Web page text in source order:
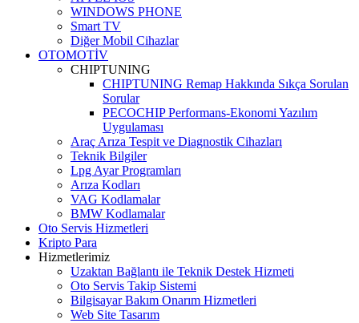
WINDOWS PHONE
Smart TV
Diğer Mobil Cihazlar
OTOMOTİV
CHIPTUNING
CHIPTUNING Remap Hakkında Sıkça Sorulan
Sorular
PECOCHIP Performans-Ekonomi Yazılım
Uygulaması
Araç Arıza Tespit ve Diagnostik Cihazları
Teknik Bilgiler
Lpg Ayar Programları
Arıza Kodları
VAG Kodlamalar
BMW Kodlamalar
Oto Servis Hizmetleri
Kripto Para
Hizmetlerimiz
Uzaktan Bağlantı ile Teknik Destek Hizmeti
Oto Servis Takip Sistemi
Bilgisayar Bakım Onarım Hizmetleri
Web Site Tasarım